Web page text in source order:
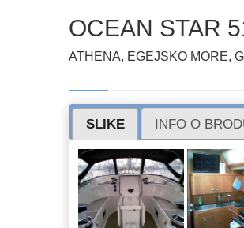
OCEAN STAR
ATHENA, EGEJSKO MORE,
SLIKE INFO O